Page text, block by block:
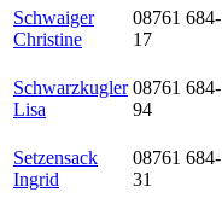
Schwaiger
Christine
08761 684-
17
Schwarzkugler
Lisa
08761 684-
94
Setzensack
Ingrid
08761 684-
31